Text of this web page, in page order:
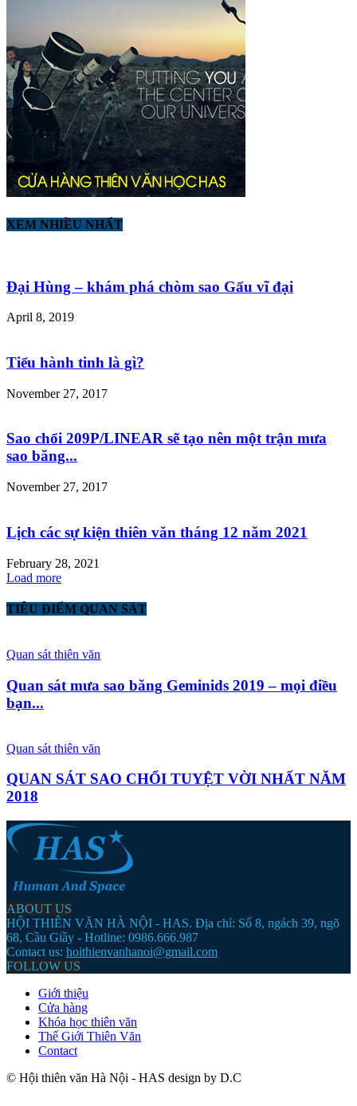
XEM NHIỀU NHẤT
Đại Hùng – khám phá chòm sao Gấu vĩ đại
April 8, 2019
Tiểu hành tinh là gì?
November 27, 2017
Sao chổi 209P/LINEAR sẽ tạo nên một trận mưa
sao băng...
November 27, 2017
Lịch các sự kiện thiên văn tháng 12 năm 2021
February 28, 2021
Load more
TIÊU ĐIỂM QUAN SÁT
Quan sát thiên văn
Quan sát mưa sao băng Geminids 2019 – mọi điều
bạn...
Quan sát thiên văn
QUAN SÁT SAO CHỔI TUYỆT VỜI NHẤT NĂM
2018
ABOUT US
HỘI THIÊN VĂN HÀ NỘI - HAS. Địa chỉ: Số 8, ngách 39, ngõ
68, Cầu Giầy - Hotline: 0986.666.987
Contact us: hoithienvanhanoi@gmail.com
FOLLOW US
Giới thiệu
Cửa hàng
Khóa học thiên văn
Thế Giới Thiên Văn
Contact
© Hội thiên văn Hà Nội - HAS design by D.C